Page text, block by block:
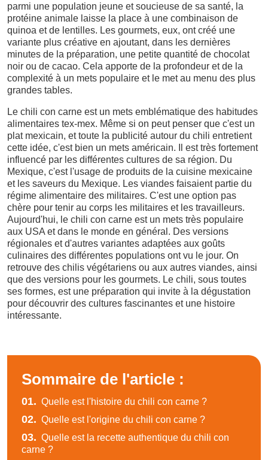
parmi une population jeune et soucieuse de sa santé, la
protéine animale laisse la place à une combinaison de
quinoa et de lentilles. Les gourmets, eux, ont créé une
variante plus créative en ajoutant, dans les dernières
minutes de la préparation, une petite quantité de chocolat
noir ou de cacao. Cela apporte de la profondeur et de la
complexité à un mets populaire et le met au menu des plus
grandes tables.
Le chili con carne est un mets emblématique des habitudes
alimentaires tex-mex. Même si on peut penser que c'est un
plat mexicain, et toute la publicité autour du chili entretient
cette idée, c'est bien un mets américain. Il est très fortement
influencé par les différentes cultures de sa région. Du
Mexique, c'est l'usage de produits de la cuisine mexicaine
et les saveurs du Mexique. Les viandes faisaient partie du
régime alimentaire des militaires. C'est une option pas
chère pour tenir au corps les militaires et les travailleurs.
Aujourd'hui, le chili con carne est un mets très populaire
aux USA et dans le monde en général. Des versions
régionales et d'autres variantes adaptées aux goûts
culinaires des différentes populations ont vu le jour. On
retrouve des chilis végétariens ou aux autres viandes, ainsi
que des versions pour les gourmets. Le chili, sous toutes
ses formes, est une préparation qui invite à la dégustation
pour découvrir des cultures fascinantes et une histoire
intéressante.
Sommaire de l'article :
01. Quelle est l'histoire du chili con carne ?
02. Quelle est l'origine du chili con carne ?
03. Quelle est la recette authentique du chili con
carne ?